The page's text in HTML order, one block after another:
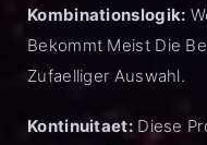
Kombinationslogik:
Bekommt Meist Die
Zufaelliger Auswahl.
Kontinuitaet:Diese